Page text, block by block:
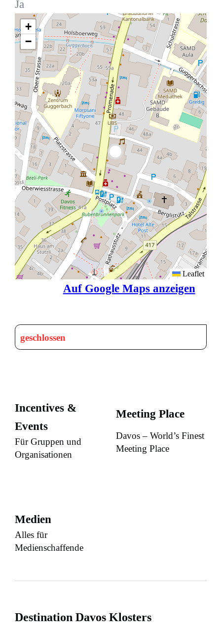
Ja
+
−
Leaflet
Auf Google Maps anzeigen
geschlossen
Incentives &
Events
Für Gruppen und
Organisationen
Meeting Place
Davos – World’s Finest
Meeting Place
Medien
Alles für
Medienschaffende
Destination Davos Klosters